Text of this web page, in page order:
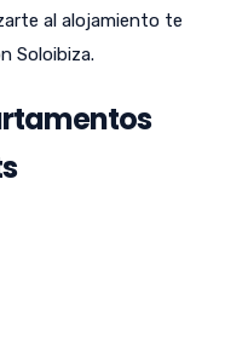
al alojamiento te
Soloibiza.